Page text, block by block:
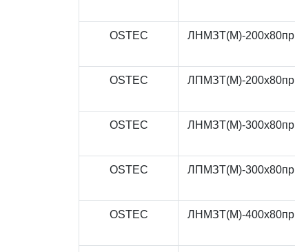
OSTEC ЛНМЗТ(М)-200x80пр
OSTEC ЛПМЗТ(М)-200x80пр
OSTEC ЛНМЗТ(М)-300x80пр
OSTEC ЛПМЗТ(М)-300x80пр
OSTEC ЛНМЗТ(М)-400x80пр